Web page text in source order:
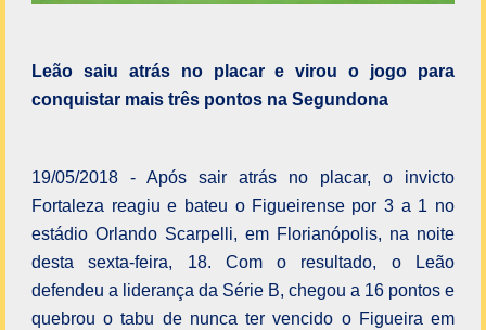
Leão saiu atrás no placar e virou o jogo para
conquistar mais três pontos na Segundona
19/05/2018 - Após sair atrás no placar, o invicto
Fortaleza reagiu e bateu o Figueirense por 3 a 1 no
estádio Orlando Scarpelli, em Florianópolis, na noite
desta sexta-feira, 18. Com o resultado, o Leão
defendeu a liderança da Série B, chegou a 16 pontos e
quebrou o tabu de nunca ter vencido o Figueira em